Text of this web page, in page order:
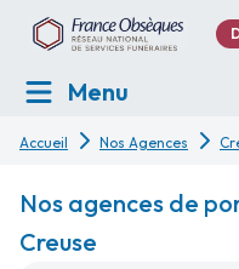
Menu
Accueil Nos Agences
Nos agences de
Creuse